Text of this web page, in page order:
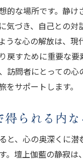
的な場所です。静け
気づき、自己との対
うな心の解放は、現
戻すために重要な要
訪問者にとっての心
をサポートします。
られる内な
と、心の奥深くに潜
。壇上伽藍の静寂は